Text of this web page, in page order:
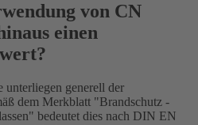
von CN
einen
unterliegen generell der
dem Merkblatt "Brandschutz -
bedeutet dies nach DIN EN